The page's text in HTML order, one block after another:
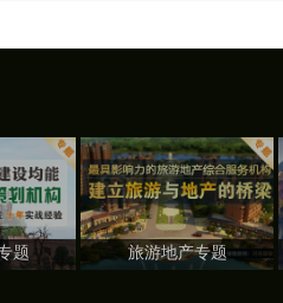
题 旅游地产专题